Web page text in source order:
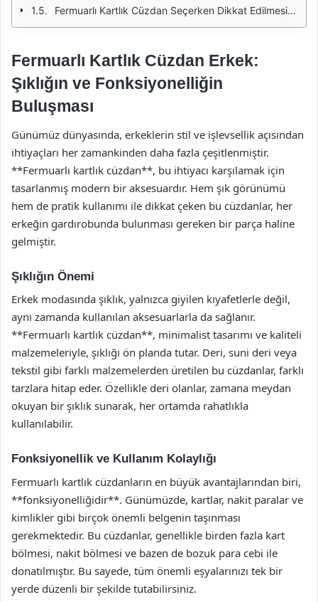
Fermuarlı Kartlık Cüzdan Seçerken Dikkat Edilmesi Gerekenler
Fermuarlı Kartlık Cüzdan Erkek:
Şıklığın ve Fonksiyonelliğin
Buluşması
Günümüz dünyasında, erkeklerin stil ve işlevsellik açısından
ihtiyaçları her zamankinden daha fazla çeşitlenmiştir.
**Fermuarlı kartlık cüzdan**, bu ihtiyacı karşılamak için
tasarlanmış modern bir aksesuardır. Hem şık görünümü
hem de pratik kullanımı ile dikkat çeken bu cüzdanlar, her
erkeğin gardırobunda bulunması gereken bir parça haline
gelmiştir.
Şıklığın Önemi
Erkek modasında şıklık, yalnızca giyilen kıyafetlerle değil,
aynı zamanda kullanılan aksesuarlarla da sağlanır.
**Fermuarlı kartlık cüzdan**, minimalist tasarımı ve kaliteli
malzemeleriyle, şıklığı ön planda tutar. Deri, suni deri veya
tekstil gibi farklı malzemelerden üretilen bu cüzdanlar, farklı
tarzlara hitap eder. Özellikle deri olanlar, zamana meydan
okuyan bir şıklık sunarak, her ortamda rahatlıkla
kullanılabilir.
Fonksiyonellik ve Kullanım Kolaylığı
Fermuarlı kartlık cüzdanların en büyük avantajlarından biri,
**fonksiyonelliğidir**. Günümüzde, kartlar, nakit paralar ve
kimlikler gibi birçok önemli belgenin taşınması
gerekmektedir. Bu cüzdanlar, genellikle birden fazla kart
bölmesi, nakit bölmesi ve bazen de bozuk para cebi ile
donatılmıştır. Bu sayede, tüm önemli eşyalarınızı tek bir
yerde düzenli bir şekilde tutabilirsiniz.